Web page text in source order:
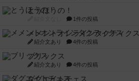
とうほうの！
1件の投稿
メメントオンラインタクティクス
紹介文あり 4件の投稿
ブリックス
紹介文あり 4件の投稿
ダグエイトチェス